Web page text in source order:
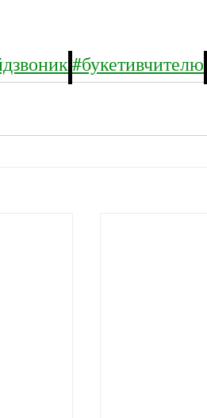
#букетивчителю